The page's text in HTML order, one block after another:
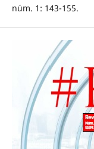
núm. 1: 143-155.